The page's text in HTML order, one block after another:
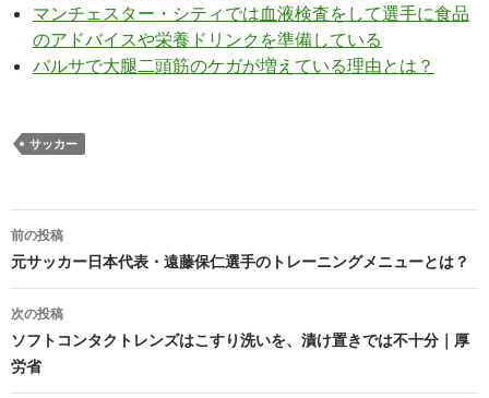
マンチェスター・シティでは血液検査をして選手に食品
のアドバイスや栄養ドリンクを準備している
バルサで大腿二頭筋のケガが増えている理由とは？
サッカー
投
稿
ナ
ビ
ゲ
前の投稿
元サッカー日本代表・遠藤保仁選手のトレーニングメニューとは？
次の投稿
ソフトコンタクトレンズはこすり洗いを、漬け置きでは不十分｜厚
労省